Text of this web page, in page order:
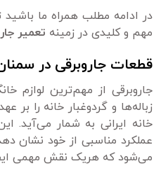
در ادامه مطلب همراه ما باشید
مهم و کلیدی در زمینه تعمیر
قطعات جاروبرقی در
جاروبرقی از مهم‌ترین لوازم
زباله‌ها و گردوغبار خانه را بر
خانه ایرانی به شمار می‌آید.
عملکرد مناسبی از خود نشان
می‌شود که هریک نقش مهمی‌